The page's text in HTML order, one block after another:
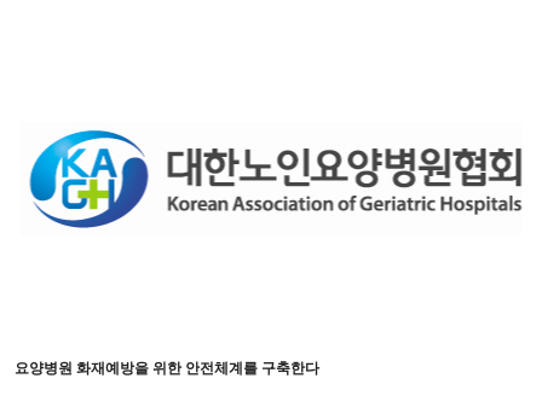
요양병원 화재예방을 위한 안전체계를 구축한다